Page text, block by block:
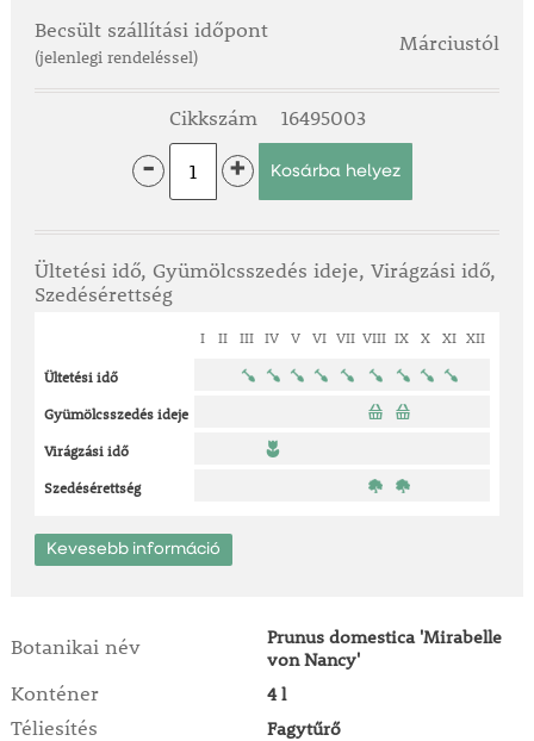
Becsült szállítási időpont
(jelenlegi rendeléssel)
Márciustól
Cikkszám 16495003
- +
Ültetési idő, Gyümölcsszedés ideje, Virágzási idő,
Szedésérettség
I II III IV V VI VII VIII IX X XI XII
Ültetési idő
Gyümölcsszedés ideje
Virágzási idő
Szedésérettség
Kevesebb információ
Botanikai név
Prunus domestica 'Mirabelle
von Nancy'
Konténer 4 l
Téliesítés Fagytűrő